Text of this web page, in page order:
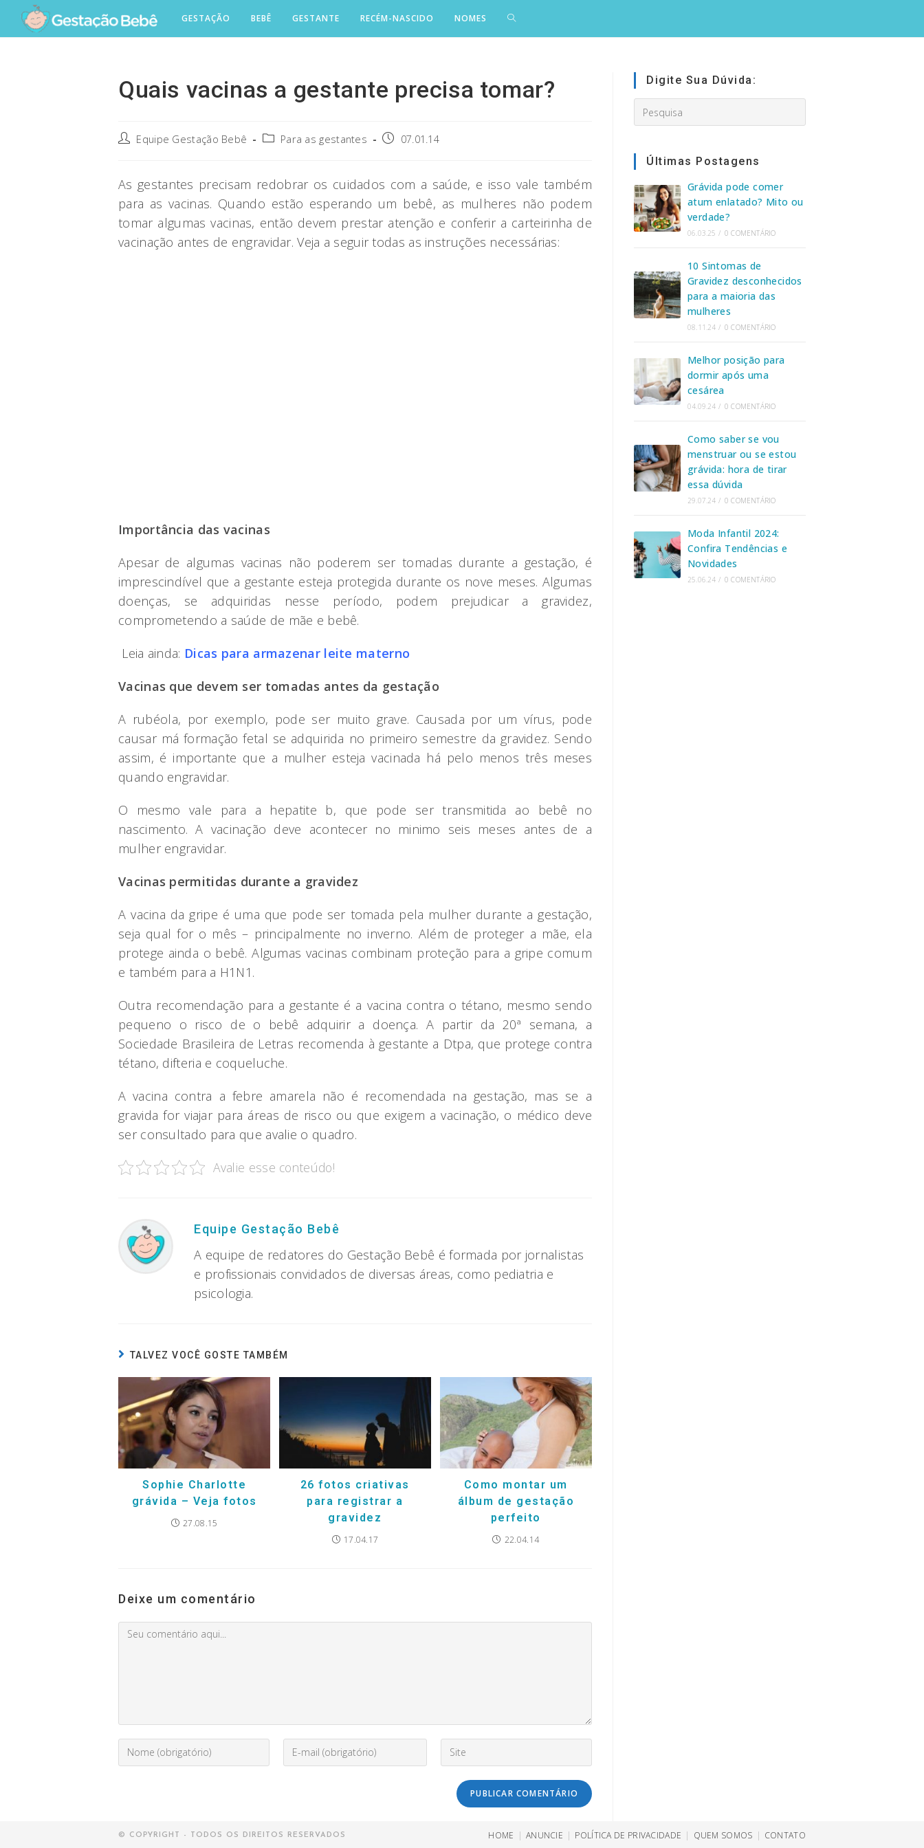
content
GESTAÇÃO BEBÊ GESTANTE RECÉM-NASCIDO NOMES
Quais vacinas a gestante precisa tomar?
PostEquipe Gestação Bebê
PostPara as gestantes
Post07.01.14
As gestantes precisam redobrar os cuidados com a saúde, e isso vale também
para as vacinas. Quando estão esperando um bebê, as mulheres não podem
tomar algumas vacinas, então devem prestar atenção e conferir a carteirinha de
vacinação antes de engravidar. Veja a seguir todas as instruções necessárias:
Importância das vacinas
Apesar de algumas vacinas não poderem ser tomadas durante a gestação, é
imprescindível que a gestante esteja protegida durante os nove meses. Algumas
doenças, se adquiridas nesse período, podem prejudicar a gravidez,
comprometendo a saúde de mãe e bebê.
Leia ainda: Dicas para armazenar leite materno
Vacinas que devem ser tomadas antes da gestação
A rubéola, por exemplo, pode ser muito grave. Causada por um vírus, pode
causar má formação fetal se adquirida no primeiro semestre da gravidez. Sendo
assim, é importante que a mulher esteja vacinada há pelo menos três meses
quando engravidar.
O mesmo vale para a hepatite b, que pode ser transmitida ao bebê no
nascimento. A vacinação deve acontecer no minimo seis meses antes de a
mulher engravidar.
Vacinas permitidas durante a gravidez
A vacina da gripe é uma que pode ser tomada pela mulher durante a gestação,
seja qual for o mês – principalmente no inverno. Além de proteger a mãe, ela
protege ainda o bebê. Algumas vacinas combinam proteção para a gripe comum
e também para a H1N1.
Outra recomendação para a gestante é a vacina contra o tétano, mesmo sendo
pequeno o risco de o bebê adquirir a doença. A partir da 20ª semana, a
Sociedade Brasileira de Letras recomenda à gestante a Dtpa, que protege contra
tétano, difteria e coqueluche.
A vacina contra a febre amarela não é recomendada na gestação, mas se a
gravida for viajar para áreas de risco ou que exigem a vacinação, o médico deve
ser consultado para que avalie o quadro.
Avalie esse conteúdo!
Equipe Gestação Bebê
A equipe de redatores do Gestação Bebê é formada por jornalistas
e profissionais convidados de diversas áreas, como pediatria e
psicologia.
TALVEZ VOCÊ GOSTE TAMBÉM
Sophie Charlotte
grávida – Veja fotos
27.08.15
26 fotos criativas
para registrar a
gravidez
17.04.17
Como montar um
álbum de gestação
perfeito
22.04.14
Deixe um comentário
Comment
seu
usuário
your
Digite Sua Dúvida:
this
Últimas Postagens
Grávida pode comer
atum enlatado? Mito ou
verdade?
06.03.25 / 0 COMENTÁRIO
10 Sintomas de
Gravidez desconhecidos
para a maioria das
mulheres
08.11.24 / 0 COMENTÁRIO
Melhor posição para
dormir após uma
cesárea
04.09.24 / 0 COMENTÁRIO
Como saber se vou
menstruar ou se estou
grávida: hora de tirar
essa dúvida
29.07.24 / 0 COMENTÁRIO
Moda Infantil 2024:
Confira Tendências e
Novidades
25.06.24 / 0 COMENTÁRIO
HOME ANUNCIE POLÍTICA DE PRIVACIDADE QUEM SOMOS CONTATO
© COPYRIGHT - TODOS OS DIREITOS RESERVADOS